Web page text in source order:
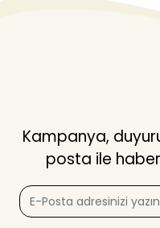
Kampanya,
posta ile